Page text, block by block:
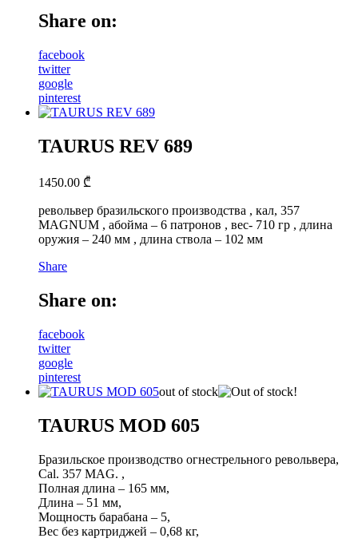
Share on:
facebook
twitter
google
pinterest
TAURUS REV 689
1450.00 ₾
револьвер бразильского производства , кал, 357
MAGNUM , абойма – 6 патронов , вес- 710 гр , длина
оружия – 240 мм , длина ствола – 102 мм
Share
Share on:
facebook
twitter
google
pinterest
out of stock
TAURUS MOD 605
Бразильское производство огнестрельного револьвера,
Cal. 357 MAG. ,
Полная длина – 165 мм,
Длина – 51 мм,
Мощность барабана – 5,
Вес без картриджей – 0,68 кг,